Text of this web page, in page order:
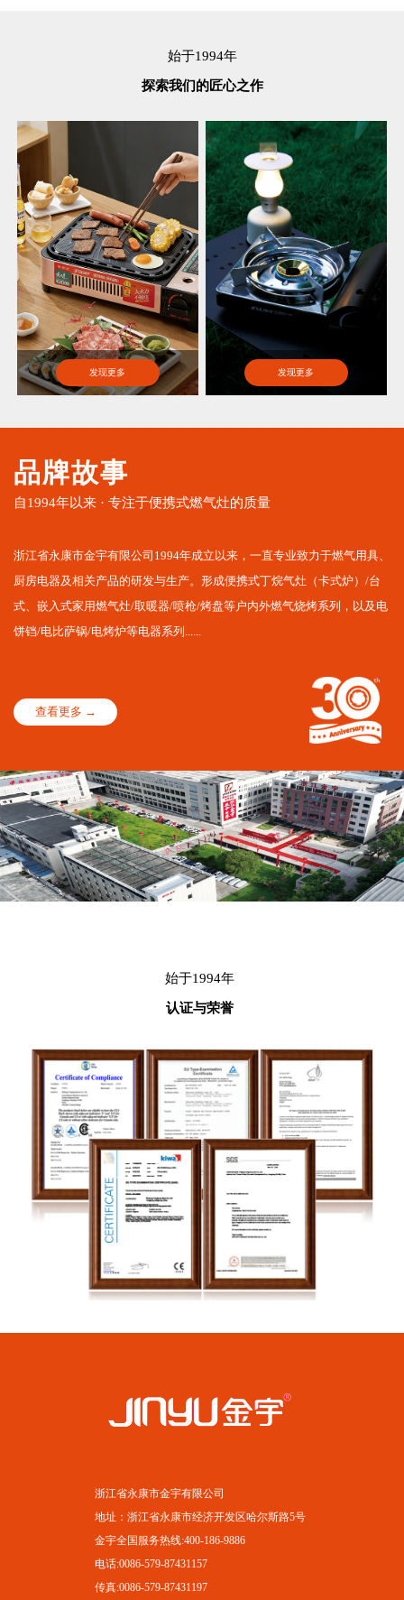
始于1994年
探索我们的匠心之作
发现更多 发现更多
品牌故事
自1994年以来 · 专注于便携式燃气灶的质量
浙江省永康市金宇有限公司1994年成立以来，一直专业致力于燃气用具、
厨房电器及相关产品的研发与生产。形成便携式丁烷气灶（卡式炉）/台
式、嵌入式家用燃气灶/取暖器/喷枪/烤盘等户内外燃气烧烤系列，以及电
饼铛/电比萨锅/电烤炉等电器系列......
查看更多 →
始于1994年
认证与荣誉
浙江省永康市金宇有限公司
地址：浙江省永康市经济开发区哈尔斯路5号
金宇全国服务热线:400-186-9886
电话:0086-579-87431157
传真:0086-579-87431197